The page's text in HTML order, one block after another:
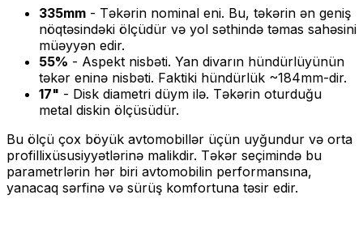
335mm - Təkərin nominal eni. Bu, təkərin ən geniş
nöqtəsindəki ölçüdür və yol səthində təmas sahəsini
müəyyən edir.
55% - Aspekt nisbəti. Yan divarın hündürlüyünün
təkər eninə nisbəti. Faktiki hündürlük ~184mm-dir.
17" - Disk diametri düym ilə. Təkərin oturduğu
metal diskin ölçüsüdür.
Bu ölçü çox böyük avtomobillər üçün uyğundur və orta
profillixüsusiyyətlərinə malikdir. Təkər seçimində bu
parametrlərin hər biri avtomobilin performansına,
yanacaq sərfinə və sürüş komfortuna təsir edir.